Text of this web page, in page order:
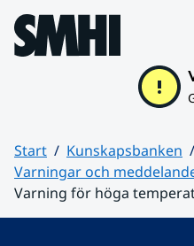
Hoppa till sidans innehåll
Start Kunskapsbanken
Varningar och
Varning för höga